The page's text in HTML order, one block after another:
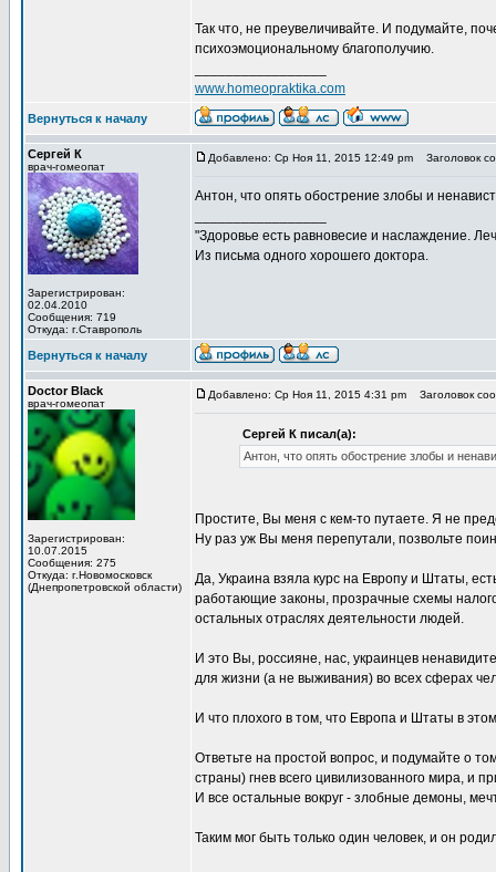
Так что, не преувеличивайте. И подумайте,
психоэмоциональному благополучию.
www.homeopraktika.com
Вернуться к началу
Сергей К
врач-гомеопат
Зарегистрирован:
02.04.2010
Сообщения: 719
Откуда: г.Ставрополь
Добавлено: Ср Ноя 11, 2015 12:49 pm Заголовок
Антон, что опять обострение злобы и
"Здоровье есть равновесие и наслаждение.
Из письма одного хорошего доктора.
Вернуться к началу
Doctor Black
врач-гомеопат
Зарегистрирован:
10.07.2015
Сообщения: 275
Откуда: г.Новомосковск
(Днепропетровской области)
Добавлено: Ср Ноя 11, 2015 4:31 pm Заголовок
Сергей К писал(а):
Антон, что опять обострение злобы и
Простите, Вы меня с кем-то путаете. Я не
Ну раз уж Вы меня перепутали, позвольте
Да, Украина взяла курс на Европу и Штаты,
работающие законы, прозрачные схемы
остальных отраслях деятельности людей.
И это Вы, россияне, нас, украинцев
для жизни (а не выживания) во всех сферах
И что плохого в том, что Европа и Штаты в
Ответьте на простой вопрос, и подумайте о
страны) гнев всего цивилизованного мира, и
И все остальные вокруг - злобные демоны,
Таким мог быть только один человек, и он